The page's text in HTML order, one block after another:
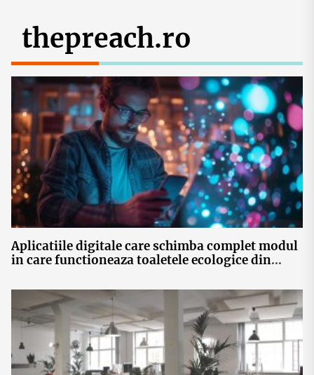
thepreach.ro
Aplicatiile digitale care schimba complet modul
in care functioneaza toaletele ecologice din